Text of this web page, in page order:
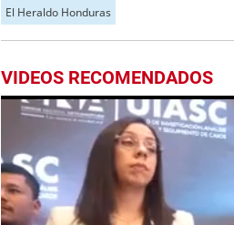
El Heraldo Honduras
VIDEOS RECOMENDADOS